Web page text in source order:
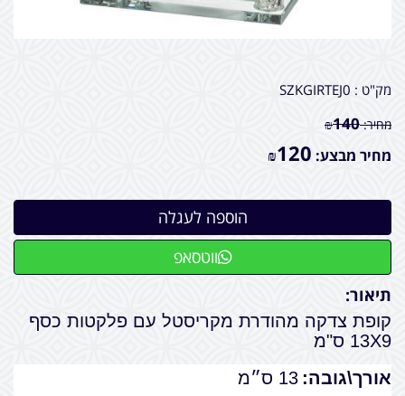
מק"ט : SZKGIRTEJ0
מחיר: ₪140
מחיר מבצע: ₪120
ווטסאפ
תיאור:
קופת צדקה מהודרת מקריסטל עם פלקטות כסף
13X9 ס"מ
אורך\גובה: 13 ס״מ